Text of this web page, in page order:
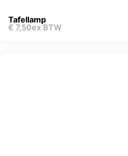
Tafellamp
€ 7,50ex BTW